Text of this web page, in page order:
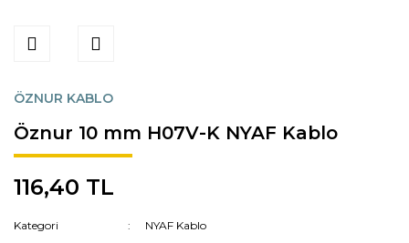
ÖZNUR KABLO
Öznur 10 mm H07V-K NYAF Kablo
116,40 TL
Kategori
NYAF Kablo